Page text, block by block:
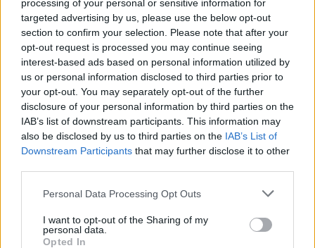
processing of your personal or sensitive information for
targeted advertising by us, please use the below opt-out
section to confirm your selection. Please note that after your
opt-out request is processed you may continue seeing
interest-based ads based on personal information utilized by
us or personal information disclosed to third parties prior to
your opt-out. You may separately opt-out of the further
disclosure of your personal information by third parties on the
IAB’s list of downstream participants. This information may
also be disclosed by us to third parties on the IAB’s List of
Downstream Participants that may further disclose it to other
Personal Data Processing Opt Outs
I want to opt-out of the Sharing of my
personal data.
Opted In
Απαραίτητα Προσόντα